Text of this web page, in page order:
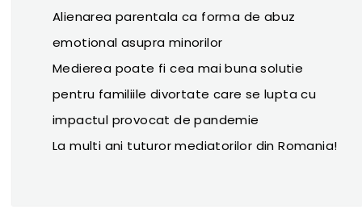
Alienarea parentala ca forma de abuz
emotional asupra minorilor
Medierea poate fi cea mai buna solutie
pentru familiile divortate care se lupta cu
impactul provocat de pandemie
La multi ani tuturor mediatorilor din Romania!